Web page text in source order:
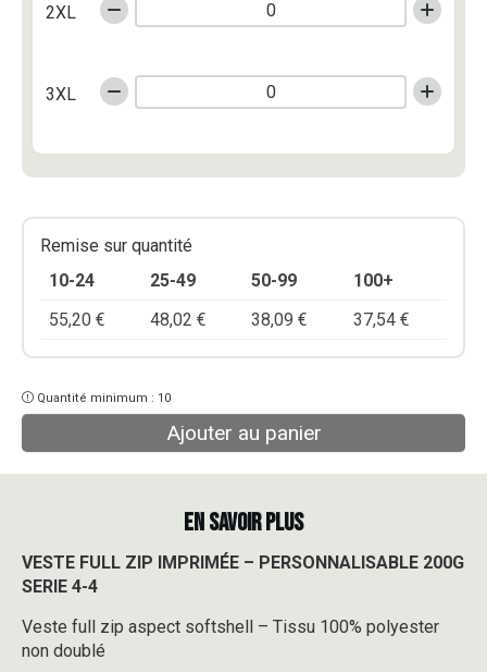
2XL
3XL
Remise sur quantité
10-24
25-49 50-99
100+
55,20 € 48,02 € 38,09 € 37,54 €
Quantité minimum : 10
Ajouter au panier
EN SAVOIR PLUS
VESTE FULL ZIP IMPRIMÉE – PERSONNALISABLE 200G
SERIE 4-4
Veste full zip aspect softshell – Tissu 100% polyester
non doublé